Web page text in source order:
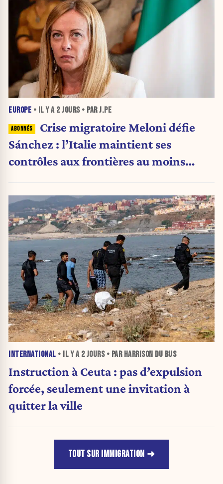
EUROPE • IL Y A 2 JOURS• PAR J.PE
Crise migratoire Meloni défie
Sánchez : l’Italie maintient ses
contrôles aux frontières au moins
INTERNATIONAL • IL Y A 2 JOURS• PAR HARRISON DU BUS
Instruction à Ceuta : pas d’expulsion
forcée, seulement une invitation à
quitter la ville
TOUT SUR IMMIGRATION